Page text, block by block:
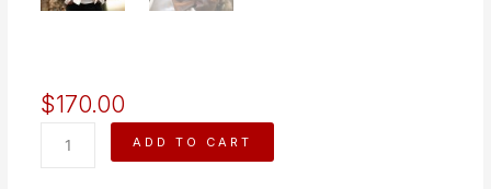
$170.00
ADD TO CART